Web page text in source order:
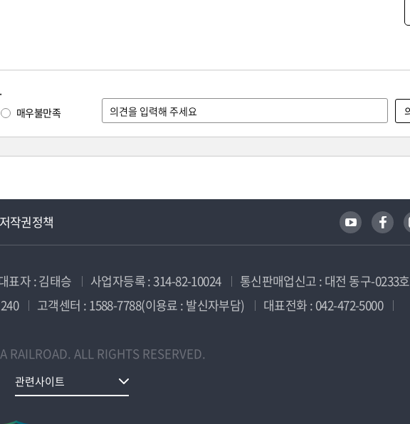
매우불만족
저작권정책
표자 : 김태승 사업자등록 : 314-82-10024
통신판매업신고 : 대전 동구-0233호
고객센터 : 1588-7788(이용료 : 발신자부담)
대표전화 : 042-472-5000
RAILROAD. ALL RIGHTS RESERVED.
관련사이트